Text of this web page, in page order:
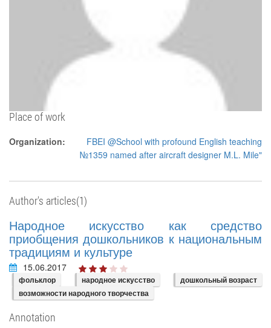
Place of work
Organization:
FBEI @School with profound English teaching
№1359 named after aircraft designer M.L. Mile"
Author's articles(1)
Народное искусство как средство
приобщения дошкольников к национальным
традициям и культуре
15.06.2017
фольклор народное искусство
дошкольный возраст
возможности народного творчества
Annotation